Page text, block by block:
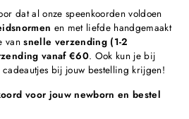
dat al onze speenkoorden voldoen
en met liefde handgemaakt
vansnelle verzending (1-2
vanaf €60. Ook kun je bij
bij jouw bestelling krijgen!
voor jouw newborn en bestel